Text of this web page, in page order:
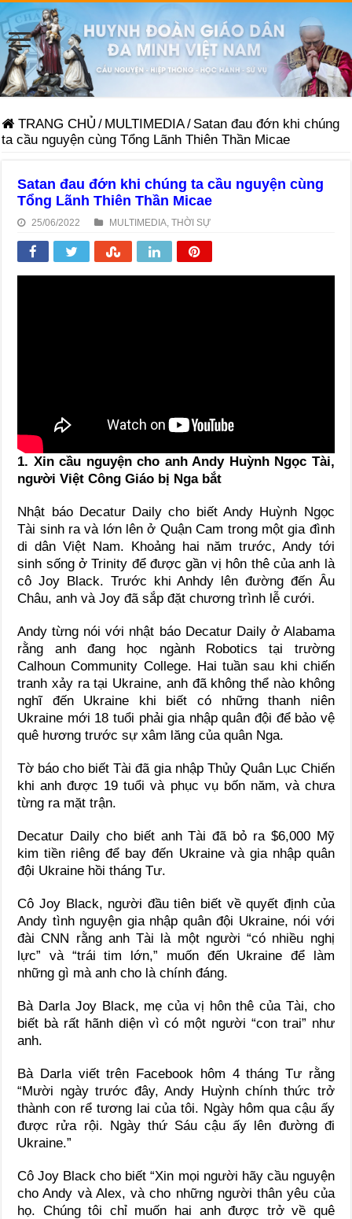
TRANG CHỦ / MULTIMEDIA/ Satan đau đớn khi chúng
ta cầu nguyện cùng Tổng Lãnh Thiên Thần Micae
Satan đau đớn khi chúng ta cầu nguyện cùng
Tổng Lãnh Thiên Thần Micae
25/06/2022 MULTIMEDIA ,THỜI SỰ
1. Xin cầu nguyện cho anh Andy Huỳnh Ngọc Tài,
người Việt Công Giáo bị Nga bắt
Nhật báo Decatur Daily cho biết Andy Huỳnh Ngọc
Tài sinh ra và lớn lên ở Quận Cam trong một gia đình
di dân Việt Nam. Khoảng hai năm trước, Andy tới
sinh sống ở Trinity để được gần vị hôn thê của anh là
cô Joy Black. Trước khi Anhdy lên đường đến Âu
Châu, anh và Joy đã sắp đặt chương trình lễ cưới.
Andy từng nói với nhật báo Decatur Daily ở Alabama
rằng anh đang học ngành Robotics tại trường
Calhoun Community College. Hai tuần sau khi chiến
tranh xảy ra tại Ukraine, anh đã không thể nào không
nghĩ đến Ukraine khi biết có những thanh niên
Ukraine mới 18 tuổi phải gia nhập quân đội để bảo vệ
quê hương trước sự xâm lăng của quân Nga.
Tờ báo cho biết Tài đã gia nhập Thủy Quân Lục Chiến
khi anh được 19 tuổi và phục vụ bốn năm, và chưa
từng ra mặt trận.
Decatur Daily cho biết anh Tài đã bỏ ra $6,000 Mỹ
kim tiền riêng để bay đến Ukraine và gia nhập quân
đội Ukraine hồi tháng Tư.
Cô Joy Black, người đầu tiên biết về quyết định của
Andy tình nguyện gia nhập quân đội Ukraine, nói với
đài CNN rằng anh Tài là một người “có nhiều nghị
lực” và “trái tim lớn,” muốn đến Ukraine để làm
những gì mà anh cho là chính đáng.
Bà Darla Joy Black, mẹ của vị hôn thê của Tài, cho
biết bà rất hãnh diện vì có một người “con trai” như
anh.
Bà Darla viết trên Facebook hôm 4 tháng Tư rằng
“Mười ngày trước đây, Andy Huỳnh chính thức trở
thành con rể tương lai của tôi. Ngày hôm qua cậu ấy
được rửa rội. Ngày thứ Sáu cậu ấy lên đường đi
Ukraine.”
Cô Joy Black cho biết “Xin mọi người hãy cầu nguyện
cho Andy và Alex, và cho những người thân yêu của
họ. Chúng tôi chỉ muốn hai anh được trở về quê